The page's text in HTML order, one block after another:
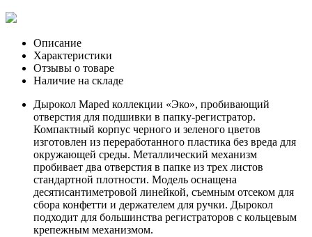
Описание
Характеристики
Отзывы о товаре
Наличие на складе
Дырокол Maped коллекции «Эко», пробивающий
отверстия для подшивки в папку-регистратор.
Компактный корпус черного и зеленого цветов
изготовлен из переработанного пластика без вреда для
окружающей среды. Металлический механизм
пробивает два отверстия в папке из трех листов
стандартной плотности. Модель оснащена
десятисантиметровой линейкой, съемным отсеком для
сбора конфетти и держателем для ручки. Дырокол
подходит для большинства регистраторов с кольцевым
крепежным механизмом.